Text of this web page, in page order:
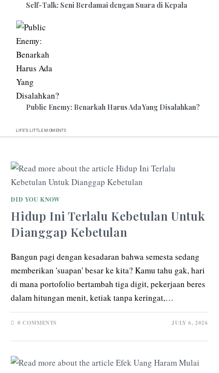
Self-Talk: Seni Berdamai dengan Suara di Kepala
Public Enemy: Benarkah Harus Ada Yang Disalahkan?
LIFE’S LITTLE MOMENTS
DID YOU KNOW
Hidup Ini Terlalu Kebetulan Untuk
Dianggap Kebetulan
Bangun pagi dengan kesadaran bahwa semesta sedang
memberikan 'suapan' besar ke kita? Kamu tahu gak, hari
di mana portofolio bertambah tiga digit, pekerjaan beres
dalam hitungan menit, ketiak tanpa keringat,…
0 COMMENTS JULY 6, 2026